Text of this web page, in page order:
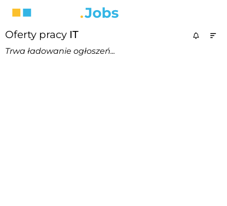
Oferty pracy IT
Trwa ładowanie ogłoszeń...